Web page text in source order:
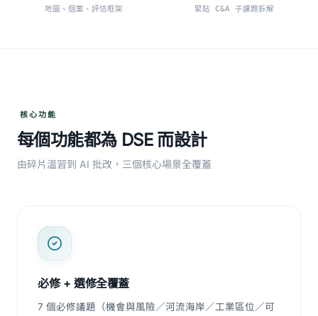
地圖、個案、評估框架 緊貼 C&A 子課題拆解
核心功能
每個功能都為 DSE 而設計
由碎片溫習到 AI 批改，三個核心場景全覆蓋
必修 + 選修全覆蓋
7 個必修議題（機會與風險／河流海岸／工業區位／可